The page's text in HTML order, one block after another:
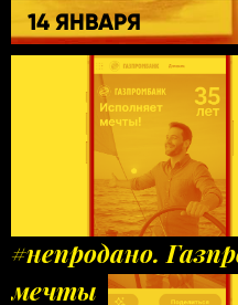
14 ЯНВАРЯ
#непродано.
мечты